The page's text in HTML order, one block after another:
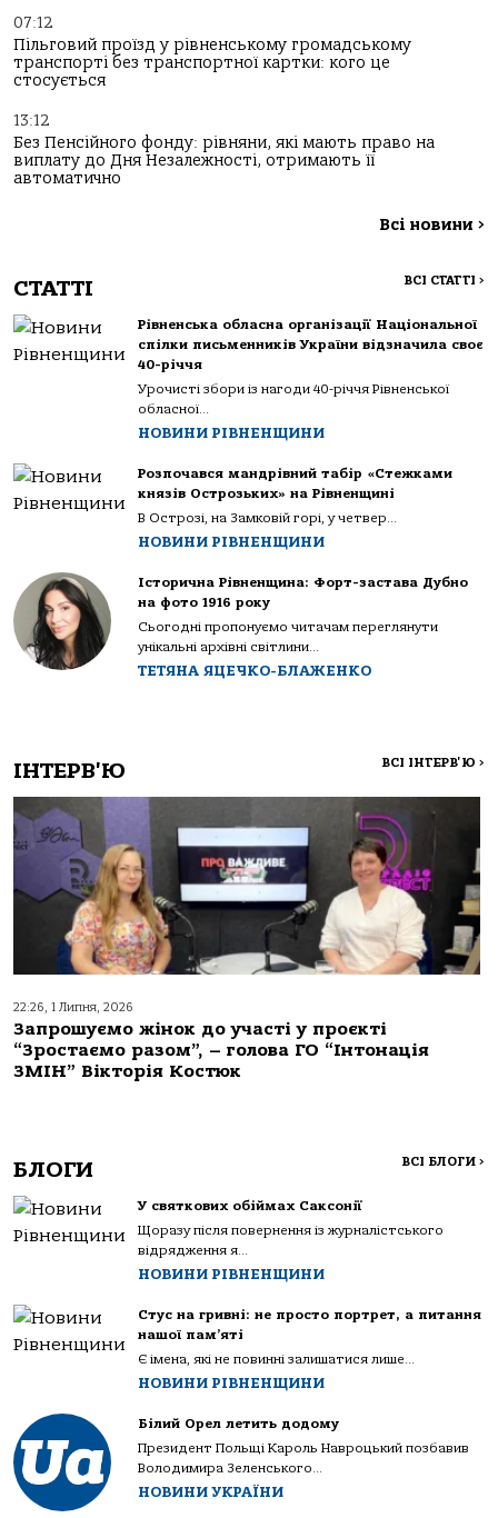
07:12
Пільговий проїзд у рівненському громадському
транспорті без транспортної картки: кого це
стосується
13:12
Без Пенсійного фонду: рівняни, які мають право на
виплату до Дня Незалежності, отримають її
автоматично
Всі новини >
СТАТТІ ВСІ СТАТТІ >
Рівненська обласна організації Національної
спілки письменників України відзначила своє
40-річчя
Урочисті збори із нагоди 40-річчя Рівненської
обласної...
НОВИНИ РІВНЕНЩИНИ
Розпочався мандрівний табір «Стежками
князів Острозьких» на Рівненщині
В Острозі, на Замковій горі, у четвер...
НОВИНИ РІВНЕНЩИНИ
Історична Рівненщина: Форт-застава Дубно
на фото 1916 року
Сьогодні пропонуємо читачам переглянути
унікальні архівні світлини...
ТЕТЯНА ЯЦЕЧКО-БЛАЖЕНКО
ІНТЕРВ'Ю ВСІ ІНТЕРВ'Ю >
22:26, 1 Липня, 2026
Запрошуємо жінок до участі у проєкті
“Зростаємо разом”, – голова ГО “Інтонація
ЗМІН” Вікторія Костюк
БЛОГИ ВСІ БЛОГИ >
У святкових обіймах Саксонії
Щоразу після повернення із журналістського
відрядження я...
НОВИНИ РІВНЕНЩИНИ
Стус на гривні: не просто портрет, а питання
нашої пам’яті
Є імена, які не повинні залишатися лише...
НОВИНИ РІВНЕНЩИНИ
Білий Орел летить додому
Президент Польщі Кароль Навроцький позбавив
Володимира Зеленського...
НОВИНИ УКРАЇНИ